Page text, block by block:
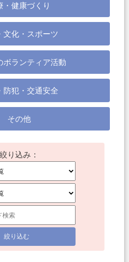
・健康づくり
文化・スポーツ
ボランティア活動
防犯・交通安全
その他
絞り込み：